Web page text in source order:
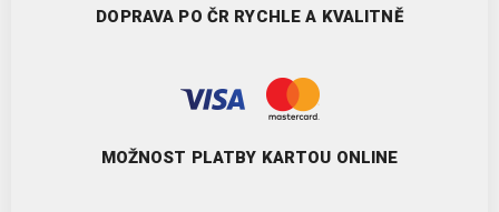
DOPRAVA PO ČR RYCHLE A KVALITNĚ
MOŽNOST PLATBY KARTOU ONLINE